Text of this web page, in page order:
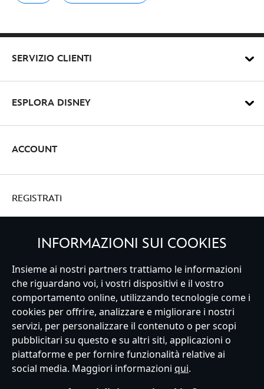
SERVIZIO CLIENTI
ESPLORA DISNEY
ACCOUNT
REGISTRATI
Italy
Servizio Clienti Termini d'Uso Trova Negozio
Mappa del Sito
Normativa Europea sul trattamento dei dati personali
Informativa sulla privacy
Politica dei Cookie
Informativa sulla privacy UE
Termini e Condizioni generali
Gestisci le impostazioni dei Cookies
s172 Statements
INFORMAZIONI SUI COOKIES
Insieme ai nostri partners trattiamo le informazioni
che riguardano voi, i vostri dispositivi e il vostro
comportamento online, utilizzando tecnologie come i
cookies per offrire, analizzare e migliorare i nostri
servizi, per personalizzare il contenuto o per scopi
pubblicitari su questo e su altri siti, applicazioni o
piattaforme e per fornire funzionalità relative ai
social media. Maggiori informazioni qui.